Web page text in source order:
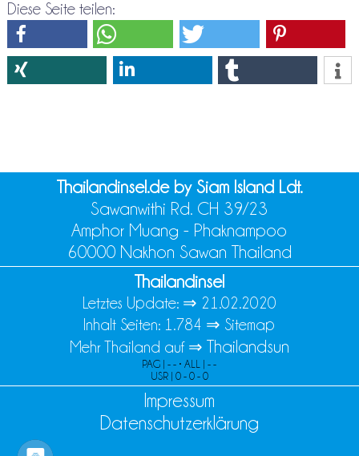
Diese Seite teilen:
Thailandinsel.de by Siam Island Ldt.
Sawanwithi Rd. CH 39/23
Amphor Muang - Phaknampoo
60000 Nakhon Sawan Thailand
Thailandinsel
Letztes Update: ⇒ 21.02.2020
Inhalt Seiten: 1.784 ⇒ Sitemap
Mehr Thailand auf ⇒ Thailandsun
PAG | - - • ALL | - -
USR | 0 - 0 - 0
Impressum
Datenschutzerklärung